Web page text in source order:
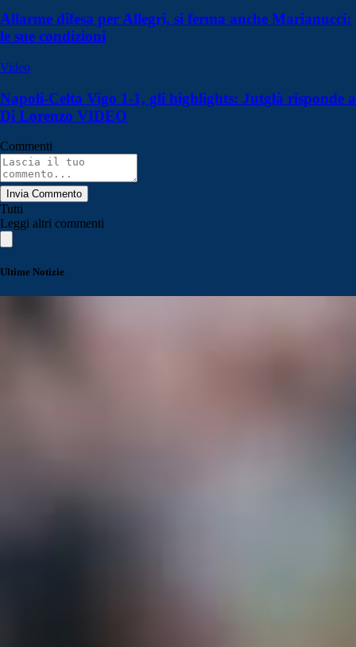
Allarme difesa per Allegri, si ferma anche Marianucci:
le sue condizioni
Video
Napoli-Celta Vigo 1-1, gli highlights: Jutglà risponde a
Di Lorenzo VIDEO
Commenti
Invia Commento
Tutti
Leggi altri commenti
Ultime Notizie